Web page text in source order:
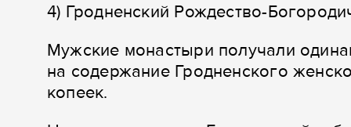
4) Гродненский Рождество-
Мужские монастыри получали
на содержание Гродненского
копеек.